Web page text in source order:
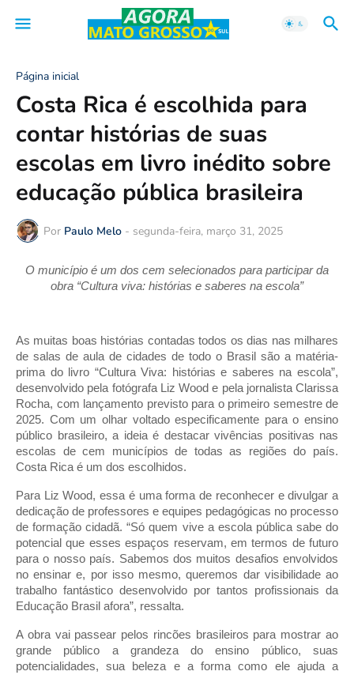
Página inicial
Costa Rica é escolhida para
contar histórias de suas
escolas em livro inédito sobre
educação pública brasileira
Por Paulo Melo - segunda-feira, março 31, 2025
O município é um dos cem selecionados para participar da
obra “Cultura viva: histórias e saberes na escola”
As muitas boas histórias contadas todos os dias nas milhares
de salas de aula de cidades de todo o Brasil são a matéria-
prima do livro “Cultura Viva: histórias e saberes na escola”,
desenvolvido pela fotógrafa Liz Wood e pela jornalista Clarissa
Rocha, com lançamento previsto para o primeiro semestre de
2025. Com um olhar voltado especificamente para o ensino
público brasileiro, a ideia é destacar vivências positivas nas
escolas de cem municípios de todas as regiões do país.
Costa Rica é um dos escolhidos.
Para Liz Wood, essa é uma forma de reconhecer e divulgar a
dedicação de professores e equipes pedagógicas no processo
de formação cidadã. “Só quem vive a escola pública sabe do
potencial que esses espaços reservam, em termos de futuro
para o nosso país. Sabemos dos muitos desafios envolvidos
no ensinar e, por isso mesmo, queremos dar visibilidade ao
trabalho fantástico desenvolvido por tantos profissionais da
Educação Brasil afora”, ressalta.
A obra vai passear pelos rincões brasileiros para mostrar ao
grande público a grandeza do ensino público, suas
potencialidades, sua beleza e a forma como ele ajuda a